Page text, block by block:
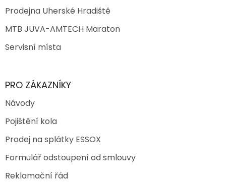
Prodejna Uherské Hradiště
MTB JUVA-AMTECH Maraton
Servisní místa
PRO ZÁKAZNÍKY
Návody
Pojištění kola
Prodej na splátky ESSOX
Formulář odstoupení od smlouvy
Reklamační řád